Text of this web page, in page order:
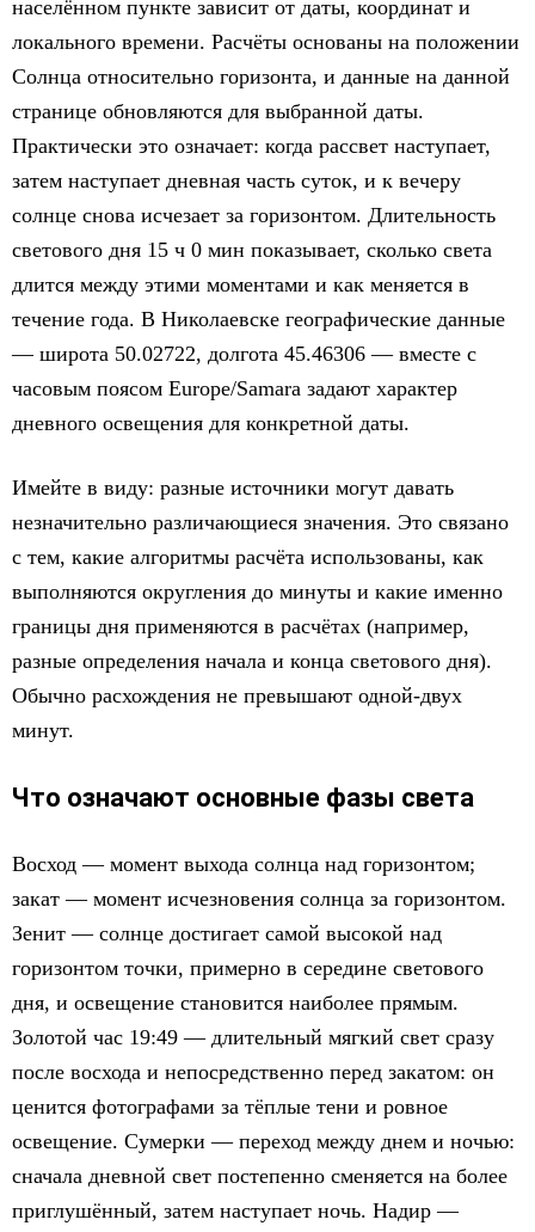
населённом пункте зависит от даты, координат и
локального времени. Расчёты основаны на положении
Солнца относительно горизонта, и данные на данной
странице обновляются для выбранной даты.
Практически это означает: когда рассвет наступает,
затем наступает дневная часть суток, и к вечеру
солнце снова исчезает за горизонтом. Длительность
светового дня 15 ч 0 мин показывает, сколько света
длится между этими моментами и как меняется в
течение года. В Николаевске географические данные
— широта 50.02722, долгота 45.46306 — вместе с
часовым поясом Europe/Samara задают характер
дневного освещения для конкретной даты.
Имейте в виду: разные источники могут давать
незначительно различающиеся значения. Это связано
с тем, какие алгоритмы расчёта использованы, как
выполняются округления до минуты и какие именно
границы дня применяются в расчётах (например,
разные определения начала и конца светового дня).
Обычно расхождения не превышают одной‑двух
минут.
Что означают основные фазы света
Восход — момент выхода солнца над горизонтом;
закат — момент исчезновения солнца за горизонтом.
Зенит — солнце достигает самой высокой над
горизонтом точки, примерно в середине светового
дня, и освещение становится наиболее прямым.
Золотой час 19:49 — длительный мягкий свет сразу
после восхода и непосредственно перед закатом: он
ценится фотографами за тёплые тени и ровное
освещение. Сумерки — переход между днем и ночью:
сначала дневной свет постепенно сменяется на более
приглушённый, затем наступает ночь. Надир —